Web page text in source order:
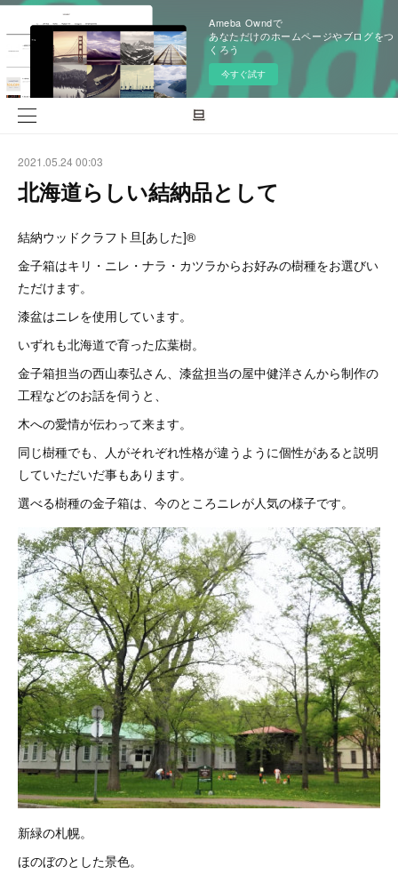
Ameba Owndで
あなただけのホームページやブログをつ
くろう
今すぐ試す
2021.05.24 00:03
北海道らしい結納品として
結納ウッドクラフト旦[あした]®️
金子箱はキリ・ニレ・ナラ・カツラからお好みの樹種をお選びい
ただけます。
漆盆はニレを使用しています。
いずれも北海道で育った広葉樹。
金子箱担当の西山泰弘さん、漆盆担当の屋中健洋さんから制作の
工程などのお話を伺うと、
木への愛情が伝わって来ます。
同じ樹種でも、人がそれぞれ性格が違うように個性があると説明
していただいだ事もあります。
選べる樹種の金子箱は、今のところニレが人気の様子です。
新緑の札幌。
ほのぼのとした景色。